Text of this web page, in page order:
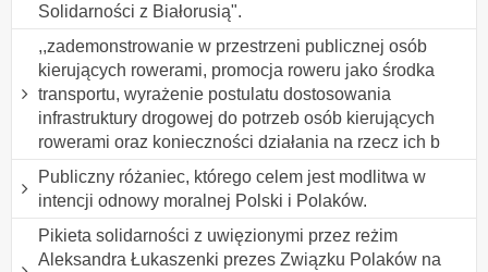
Solidarności z Białorusią".
,,zademonstrowanie w przestrzeni publicznej osób
kierujących rowerami, promocja roweru jako środka
transportu, wyrażenie postulatu dostosowania
infrastruktury drogowej do potrzeb osób kierujących
rowerami oraz konieczności działania na rzecz ich b
Publiczny różaniec, którego celem jest modlitwa w
intencji odnowy moralnej Polski i Polaków.
Pikieta solidarności z uwięzionymi przez reżim
Aleksandra Łukaszenki prezes Związku Polaków na